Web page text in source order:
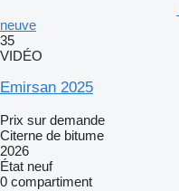
neuve
35
VIDÉO
Emirsan 2025
Prix sur demande
Citerne de bitume
2026
État neuf
0 compartiment